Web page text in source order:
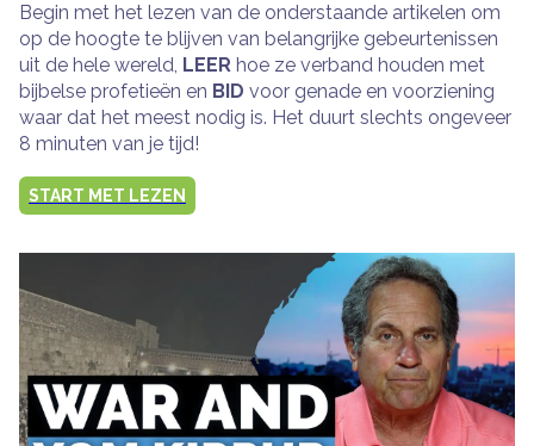
Begin met het lezen van de onderstaande artikelen om
op de hoogte te blijven van belangrijke gebeurtenissen
uit de hele wereld, LEER hoe ze verband houden met
bijbelse profetieën en BID voor genade en voorziening
waar dat het meest nodig is. Het duurt slechts ongeveer
8 minuten van je tijd!
START MET LEZEN